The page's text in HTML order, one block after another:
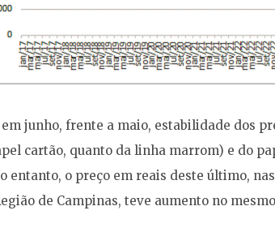
junho, frente a maio, estabilidade dos
cartão, quanto da linha marrom) e do
entanto, o preço em reais deste último,
de Campinas, teve aumento no